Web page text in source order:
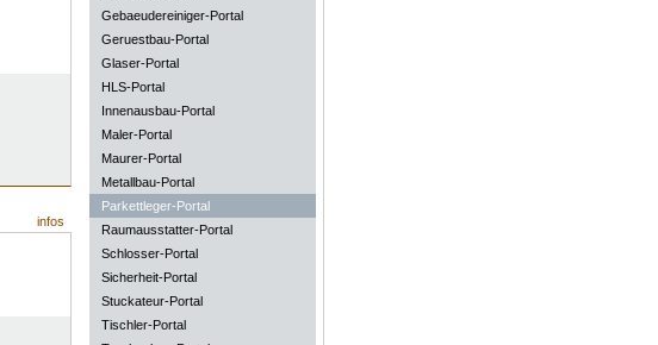
infos
Gebaeudereiniger-Portal
Geruestbau-Portal
Glaser-Portal
HLS-Portal
Innenausbau-Portal
Maler-Portal
Maurer-Portal
Metallbau-Portal
Parkettleger-Portal
Raumausstatter-Portal
Schlosser-Portal
Sicherheit-Portal
Stuckateur-Portal
Tischler-Portal